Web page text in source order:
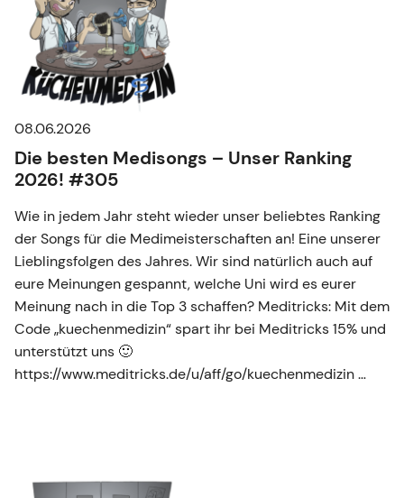
08.06.2026
Die besten Medisongs – Unser Ranking
2026! #305
Wie in jedem Jahr steht wieder unser beliebtes Ranking
der Songs für die Medimeisterschaften an! Eine unserer
Lieblingsfolgen des Jahres. Wir sind natürlich auch auf
eure Meinungen gespannt, welche Uni wird es eurer
Meinung nach in die Top 3 schaffen? Meditricks: Mit dem
Code „kuechenmedizin“ spart ihr bei Meditricks 15% und
unterstützt uns 🙂
https://www.meditricks.de/u/aff/go/kuechenmedizin …